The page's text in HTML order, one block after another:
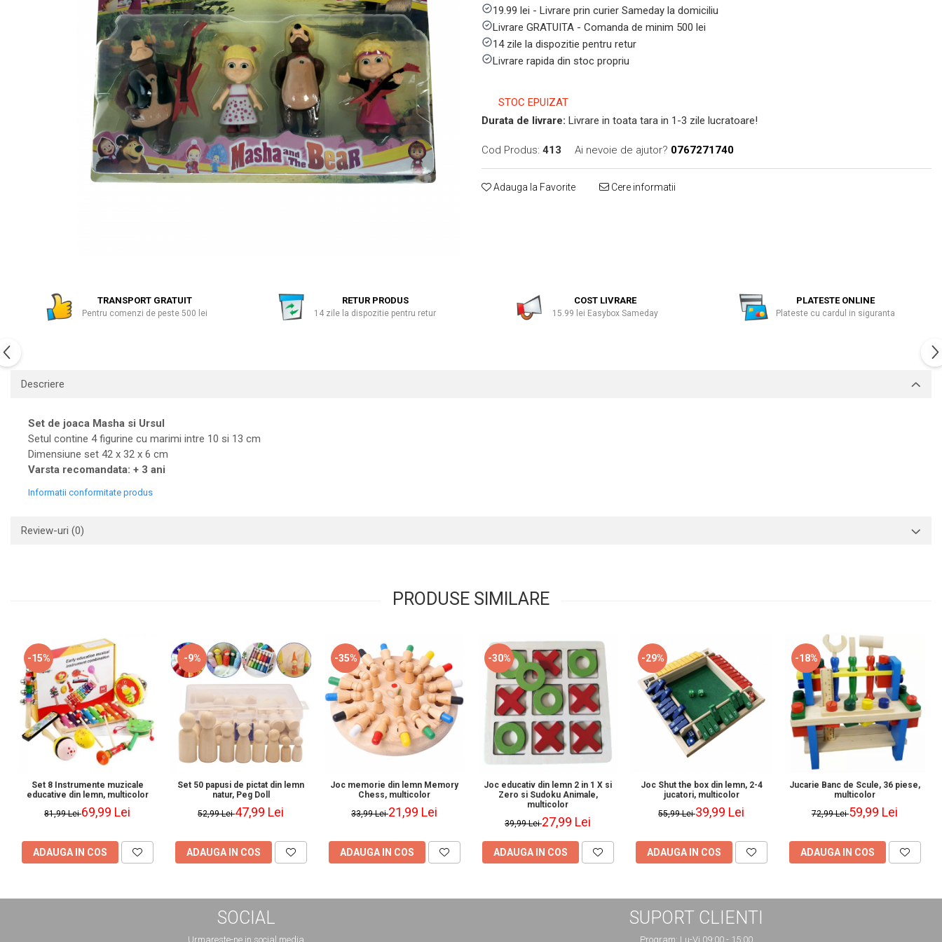
19.99 lei - Livrare prin curier Sameday la domiciliu
Livrare GRATUITA - Comanda de minim 500 lei
14 zile la dispozitie pentru retur
Livrare rapida din stoc propriu
STOC EPUIZAT
Durata de livrare: Livrare in toata tara in 1-3 zile lucratoare!
Cod Produs: 413 Ai nevoie de ajutor? 0767271740
Adauga la Favorite Cere informatii
TRANSPORT GRATUIT
Pentru comenzi de peste 500 lei
RETUR PRODUS
14 zile la dispozitie pentru retur
COST LIVRARE
15.99 lei Easybox Sameday
PLATESTE ONLINE
Plateste cu cardul in siguranta
Descriere
Set de joaca Masha si Ursul
Setul contine 4 figurine cu marimi intre 10 si 13 cm
Dimensiune set 42 x 32 x 6 cm
Varsta recomandata: + 3 ani
Informatii conformitate produs
Review-uri (0)
PRODUSE SIMILARE
-15%
Set 8 Instrumente muzicale
educative din lemn, multicolor
81,99 Lei69,99 Lei
ADAUGA IN COS
-9%
Set 50 papusi de pictat din lemn
natur, Peg Doll
52,99 Lei47,99 Lei
ADAUGA IN COS
-35%
Joc memorie din lemn Memory
Chess, multicolor
33,99 Lei21,99 Lei
ADAUGA IN COS
-30%
Joc educativ din lemn 2 in 1 X si
Zero si Sudoku Animale,
multicolor
39,99 Lei27,99 Lei
ADAUGA IN COS
-29%
Joc Shut the box din lemn, 2-4
jucatori, multicolor
55,99 Lei39,99 Lei
ADAUGA IN COS
-18%
Jucarie Banc de Scule, 36 piese,
multicolor
72,99 Lei59,99 Lei
ADAUGA IN COS
SOCIAL
Urmareste-ne in social media
SUPORT CLIENTI
Program: Lu-Vi 09:00 - 15:00